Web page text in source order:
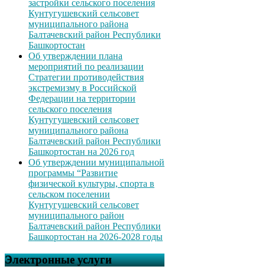
застройки сельского поселения
Кунтугушевский сельсовет
муниципального района
Балтачевский район Республики
Башкортостан
Об утверждении плана
мероприятий по реализации
Стратегии противодействия
экстремизму в Российской
Федерации на территории
сельского поселения
Кунтугушевский сельсовет
муниципального района
Балтачевский район Республики
Башкортостан на 2026 год
Об утверждении муниципальной
программы “Развитие
физической культуры, спорта в
сельском поселении
Кунтугушевский сельсовет
муниципального район
Балтачевский район Республики
Башкортостан на 2026-2028 годы
Электронные услуги